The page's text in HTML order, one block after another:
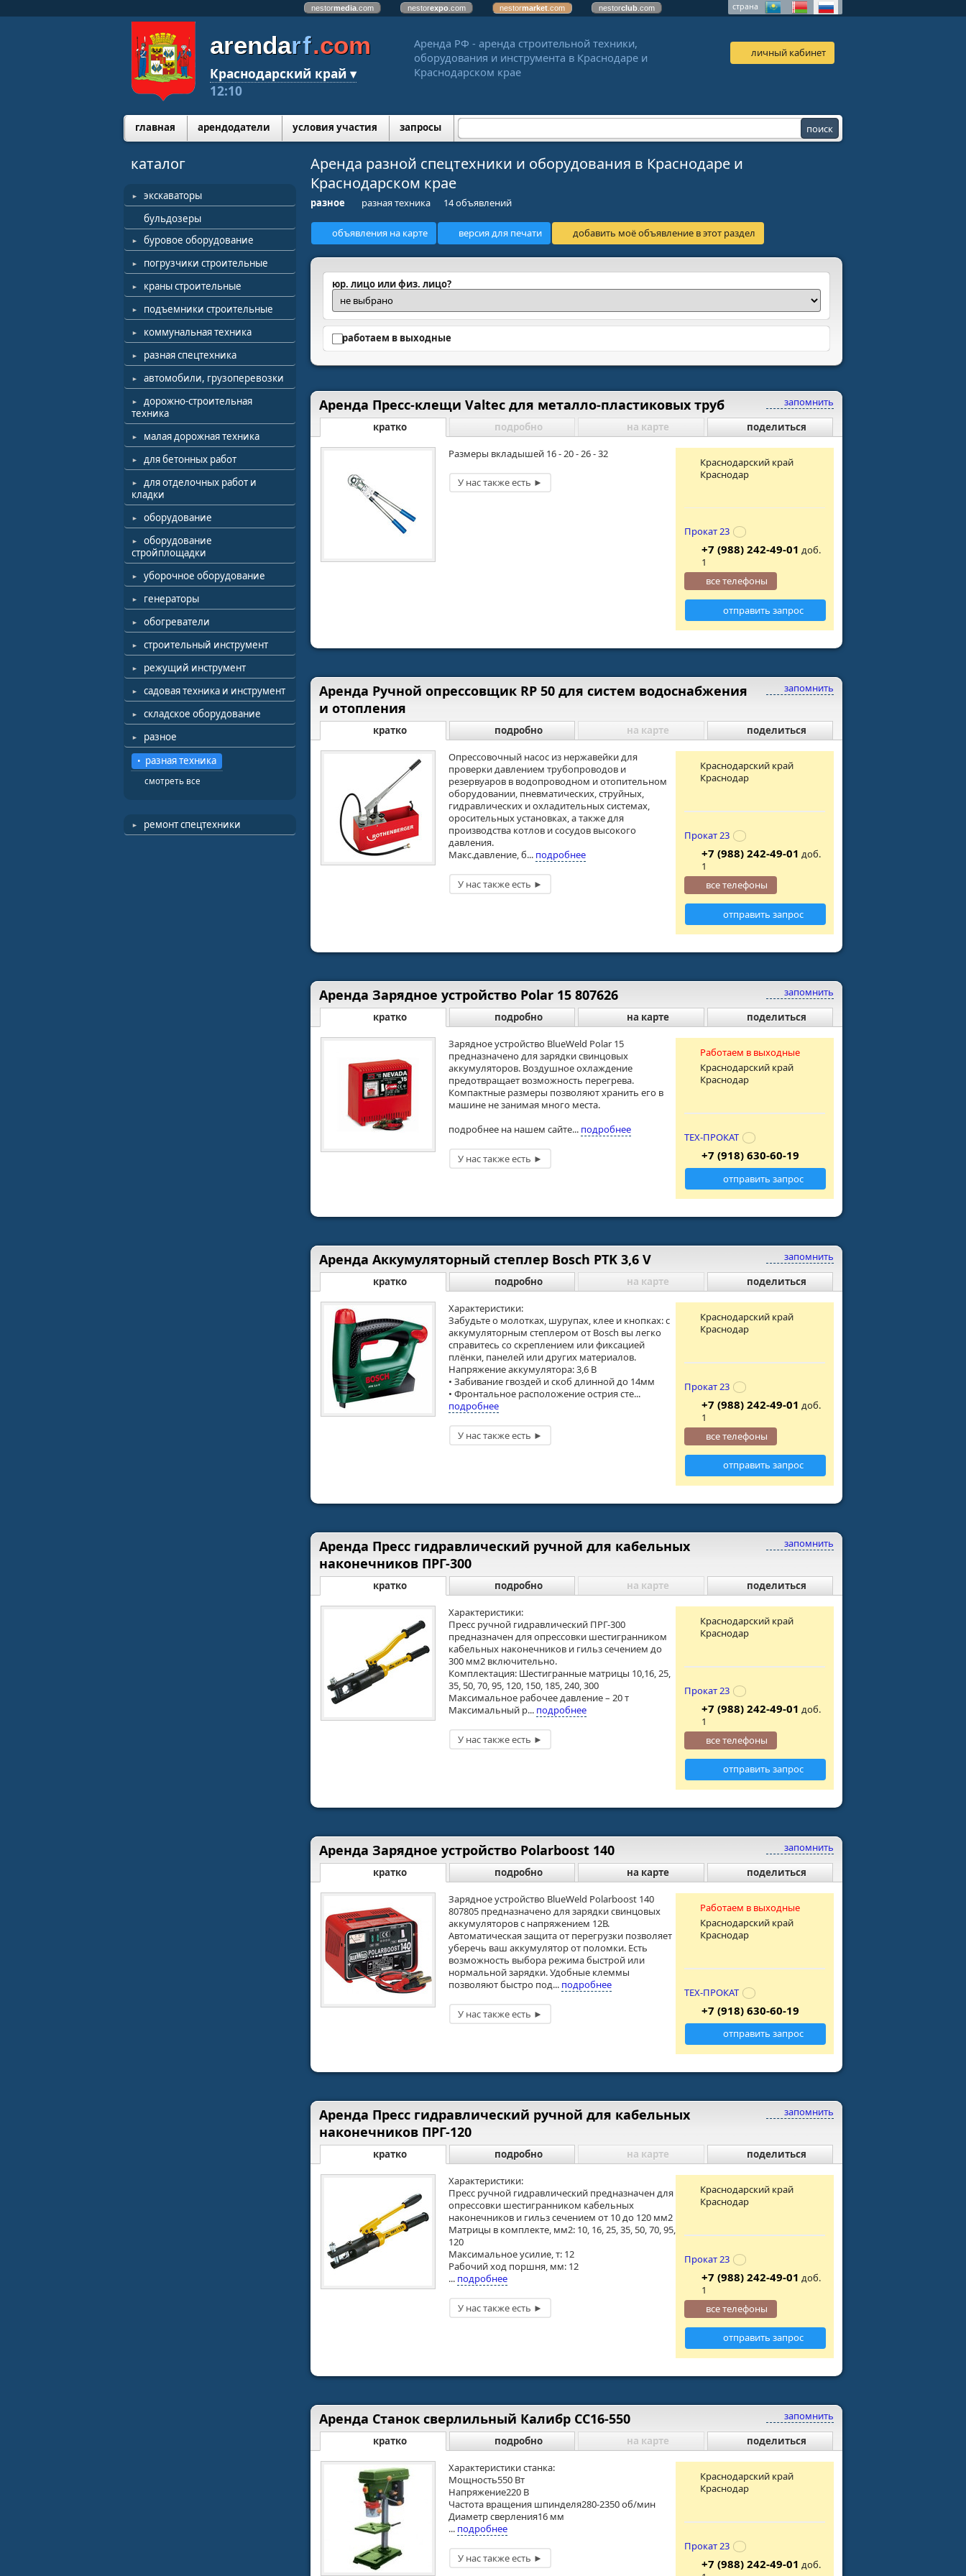
nestormedia .com nestorexpo .com nestormarket .com nestorclub .com страна
arendarf.com
Краснодарский край ▾
12:10
Аренда РФ - аренда строительной техники,
оборудования и инструмента в Краснодаре и
Краснодарском крае
личный кабинет
главная арендодатели условия участия запросы
каталог
экскаваторы
бульдозеры
буровое оборудование
погрузчики строительные
краны строительные
подъемники строительные
коммунальная техника
разная спецтехника
автомобили, грузоперевозки
дорожно-строительная
техника
малая дорожная техника
для бетонных работ
для отделочных работ и
кладки
оборудование
оборудование
стройплощадки
уборочное оборудование
генераторы
обогреватели
строительный инструмент
режущий инструмент
садовая техника и инструмент
складское оборудование
разное
разная техника
смотреть все
ремонт спецтехники
Аренда разной спецтехники и оборудования в Краснодаре и
Краснодарском крае
разное разная техника 14 объявлений
объявления на карте версия для печати добавить моё объявление в этот раздел
юр. лицо или физ. лицо?
работаем в выходные
запомнить
Аренда Пресс-клещи Valtec для металло-пластиковых труб
кратко подробно на карте поделиться
Размеры вкладышей 16 - 20 - 26 - 32
Краснодарский край
Краснодар
Прокат 23
+7 (988) 242-49-01 доб.
1
все телефоны
отправить запрос
запомнить
Аренда Ручной опрессовщик RP 50 для систем водоснабжения
и отопления
кратко подробно на карте поделиться
Опрессовочный насос из нержавейки для
проверки давлением трубопроводов и
резервуаров в водопроводном и отопительном
оборудовании, пневматических, струйных,
гидравлических и охладительных системах,
оросительных установках, а также для
производства котлов и сосудов высокого
давления.
Макс.давление, б... подробнее
Краснодарский край
Краснодар
Прокат 23
+7 (988) 242-49-01 доб.
1
все телефоны
отправить запрос
запомнить
Аренда Зарядное устройство Polar 15 807626
кратко подробно на карте поделиться
Зарядное устройство BlueWeld Polar 15
предназначено для зарядки свинцовых
аккумуляторов. Воздушное охлаждение
предотвращает возможность перегрева.
Компактные размеры позволяют хранить его в
машине не занимая много места.
подробнее на нашем сайте... подробнее
Работаем в выходные
Краснодарский край
Краснодар
ТЕХ-ПРОКАТ
+7 (918) 630-60-19
отправить запрос
запомнить
Аренда Аккумуляторный степлер Bosch PTK 3,6 V
кратко подробно на карте поделиться
Характеристики:
Забудьте о молотках, шурупах, клее и кнопках: с
аккумуляторным степлером от Bosch вы легко
справитесь со скреплением или фиксацией
плёнки, панелей или других материалов.
Напряжение аккумулятора: 3,6 В
• Забивание гвоздей и скоб длинной до 14мм
• Фронтальное расположение острия сте...
подробнее
Краснодарский край
Краснодар
Прокат 23
+7 (988) 242-49-01 доб.
1
все телефоны
отправить запрос
запомнить
Аренда Пресс гидравлический ручной для кабельных
наконечников ПРГ-300
кратко подробно на карте поделиться
Характеристики:
Пресс ручной гидравлический ПРГ-300
предназначен для опрессовки шестигранником
кабельных наконечников и гильз сечением до
300 мм2 включительно.
Комплектация: Шестигранные матрицы 10,16, 25,
35, 50, 70, 95, 120, 150, 185, 240, 300
Максимальное рабочее давление – 20 т
Максимальный р... подробнее
Краснодарский край
Краснодар
Прокат 23
+7 (988) 242-49-01 доб.
1
все телефоны
отправить запрос
запомнить
Аренда Зарядное устройство Polarboost 140
кратко подробно на карте поделиться
Зарядное устройство BlueWeld Polarboost 140
807805 предназначено для зарядки свинцовых
аккумуляторов с напряжением 12В.
Автоматическая защита от перегрузки позволяет
уберечь ваш аккумулятор от поломки. Есть
возможность выбора режима быстрой или
нормальной зарядки. Удобные клеммы
позволяют быстро под... подробнее
Работаем в выходные
Краснодарский край
Краснодар
ТЕХ-ПРОКАТ
+7 (918) 630-60-19
отправить запрос
запомнить
Аренда Пресс гидравлический ручной для кабельных
наконечников ПРГ-120
кратко подробно на карте поделиться
Характеристики:
Пресс ручной гидравлический предназначен для
опрессовки шестигранником кабельных
наконечников и гильз сечением от 10 до 120 мм2
Матрицы в комплекте, мм2: 10, 16, 25, 35, 50, 70, 95,
120
Максимальное усилие, т: 12
Рабочий ход поршня, мм: 12
... подробнее
Краснодарский край
Краснодар
Прокат 23
+7 (988) 242-49-01 доб.
1
все телефоны
отправить запрос
запомнить
Аренда Станок сверлильный Калибр СС16-550
кратко подробно на карте поделиться
Характеристики станка:
Мощность550 Вт
Напряжение220 В
Частота вращения шпинделя280-2350 об/мин
Диаметр сверления16 мм
... подробнее
Краснодарский край
Краснодар
Прокат 23
+7 (988) 242-49-01 доб.